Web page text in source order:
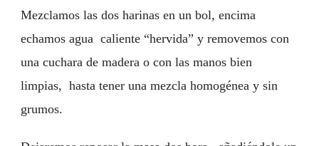
Mezclamos las dos harinas en un bol, encima
echamos agua caliente “hervida” y removemos con
una cuchara de madera o con las manos bien
limpias, hasta tener una mezcla homogénea y sin
grumos.